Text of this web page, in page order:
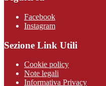
Facebook
Instagram
Sezione Link Utili
Cookie policy
Note legali
Informativa Privacy